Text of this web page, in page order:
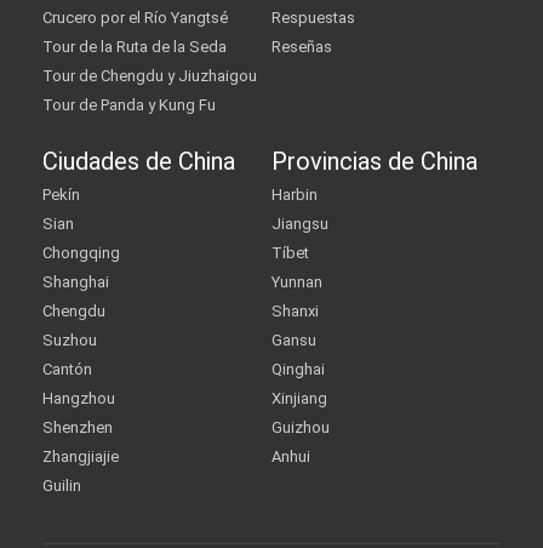
Crucero por el Río Yangtsé
Tour de la Ruta de la Seda
Tour de Chengdu y Jiuzhaigou
Tour de Panda y Kung Fu
Respuestas
Reseñas
Ciudades de China
Pekín
Sian
Chongqing
Shanghai
Chengdu
Suzhou
Cantón
Hangzhou
Shenzhen
Zhangjiajie
Guilin
Provincias de China
Harbin
Jiangsu
Tíbet
Yunnan
Shanxi
Gansu
Qinghai
Xinjiang
Guizhou
Anhui